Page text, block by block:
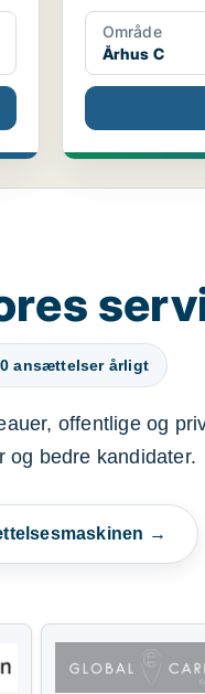
Område
Århus C
ansættelser årligt
offentlige og
og bedre kandidater.
→